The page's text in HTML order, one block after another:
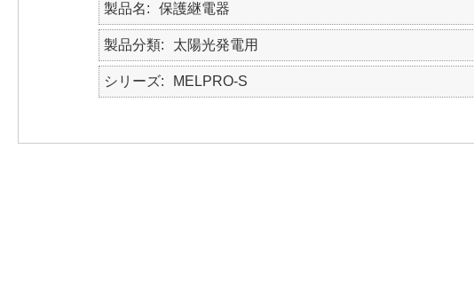
製品名 保護継電器
製品分類 太陽光発電用
シリーズ MELPRO-S